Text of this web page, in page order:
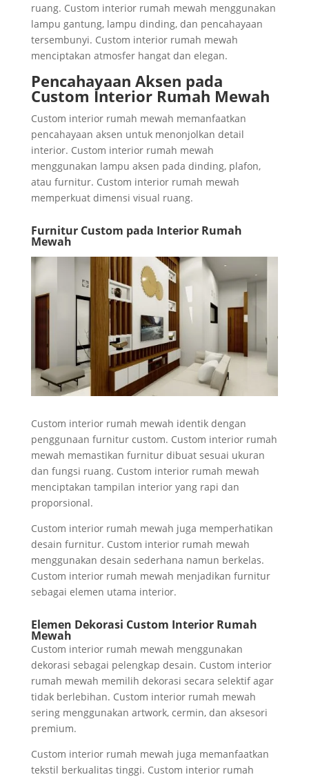
ruang. Custom interior rumah mewah menggunakan
lampu gantung, lampu dinding, dan pencahayaan
tersembunyi. Custom interior rumah mewah
menciptakan atmosfer hangat dan elegan.
Pencahayaan Aksen pada
Custom Interior Rumah Mewah
Custom interior rumah mewah memanfaatkan
pencahayaan aksen untuk menonjolkan detail
interior. Custom interior rumah mewah
menggunakan lampu aksen pada dinding, plafon,
atau furnitur. Custom interior rumah mewah
memperkuat dimensi visual ruang.
Furnitur Custom pada Interior Rumah
Mewah
Custom interior rumah mewah identik dengan
penggunaan furnitur custom. Custom interior rumah
mewah memastikan furnitur dibuat sesuai ukuran
dan fungsi ruang. Custom interior rumah mewah
menciptakan tampilan interior yang rapi dan
proporsional.
Custom interior rumah mewah juga memperhatikan
desain furnitur. Custom interior rumah mewah
menggunakan desain sederhana namun berkelas.
Custom interior rumah mewah menjadikan furnitur
sebagai elemen utama interior.
Elemen Dekorasi Custom Interior Rumah
Mewah
Custom interior rumah mewah menggunakan
dekorasi sebagai pelengkap desain. Custom interior
rumah mewah memilih dekorasi secara selektif agar
tidak berlebihan. Custom interior rumah mewah
sering menggunakan artwork, cermin, dan aksesori
premium.
Custom interior rumah mewah juga memanfaatkan
tekstil berkualitas tinggi. Custom interior rumah